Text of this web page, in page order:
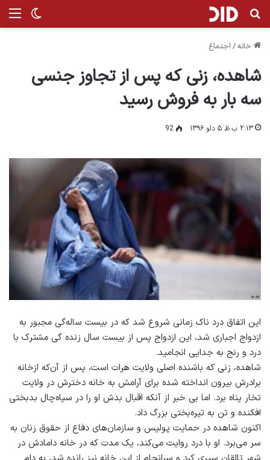
تغییر جستجو برای
خانه/ اجتماع
شاهده، زنی که پس از تجاوز جنسی
سه بار به فروش رسید
۲:۱۳ ب.ظ ۵ دلو ۱۳۹۶ 92
این اتفاق درد ناک زمانی شروع شد که در بیست ساله‌گی مجبور به
ازدواج اجباری شد، این ازدواج پس از بیست سال زنده گی مشترک با
درد و رنج به جدایی انجامید.
شاهده، زنی که باشنده اصلی ولایت هرات است، پس از آن‌که ازخانه
برادرش بیرون انداخته شده برای آرامش به خانه دخترش در ولایت
تخار پناه برد. اما بی خبر از آنکه اقبال بدش او را در سیاه‌چال بدبختی
افکنده و تن به تیره‌بختی بزرگ داد.
اکنون شاهده در حمایت پولیس و سازمان‌های دفاع از حقوق زنان به
سر می‌برد. او با درد روایت می‌کند، یک مدت که در خانه دامادش در